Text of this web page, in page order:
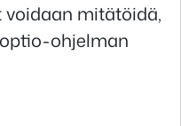
mitätöidä,
ohjelman